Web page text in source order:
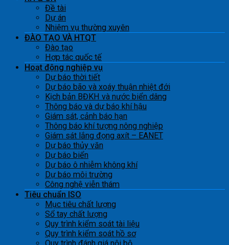
Đề tài
Dự án
Nhiệm vụ thường xuyên
ĐÀO TẠO VÀ HTQT
Đào tạo
Hợp tác quốc tế
Hoạt động nghiệp vụ
Dự báo thời tiết
Dự báo bão và xoáy thuận nhiệt đới
Kịch bản BĐKH và nước biển dâng
Thông báo và dự báo khí hậu
Giám sát, cảnh báo hạn
Thông báo khí tượng nông nghiệp
Giám sát lắng đọng axít – EANET
Dự báo thủy văn
Dự báo biển
Dự báo ô nhiễm không khí
Dự báo môi trường
Công nghệ viễn thám
Tiêu chuẩn ISO
Mục tiêu chất lượng
Sổ tay chất lượng
Quy trình kiểm soát tài liệu
Quy trình kiểm soát hồ sơ
Quy trình đánh giá nội bộ